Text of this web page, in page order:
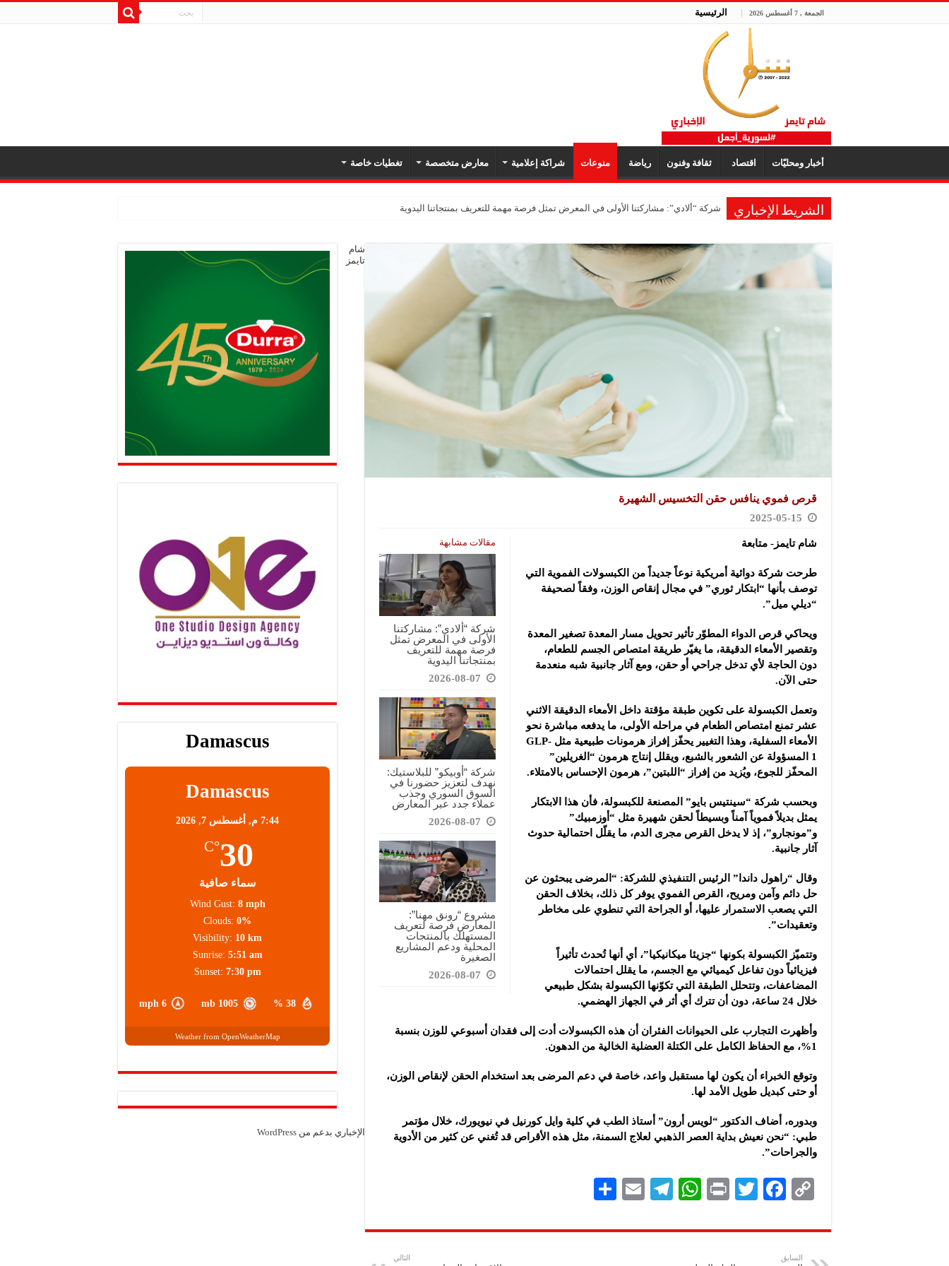
الجمعة , 7 أغسطس 2026 الرئيسية
أخبار ومحليّات اقتصاد ثقافة وفنون رياضة منوعات شراكة إعلامية معارض متخصصة تغطيات خاصة
الشريط الإخباري شركة “ألادي”: مشاركتنا الأولى في المعرض تمثل فرصة مهمة للتعريف بمنتجاتنا اليدوية
قرص فموي ينافس حقن التخسيس الشهيرة
2025-05-15
مقالات مشابهة
شركة “ألادي”: مشاركتنا
الأولى في المعرض تمثل
فرصة مهمة للتعريف
بمنتجاتنا اليدوية
2026-08-07
شركة “أوبيكو” للبلاستيك:
نهدف لتعزيز حضورنا في
السوق السوري وجذب
عملاء جدد عبر المعارض
2026-08-07
مشروع “رونق مهنا”:
المعارض فرصة لتعريف
المستهلك بالمنتجات
المحلية ودعم المشاريع
الصغيرة
2026-08-07
شام تايمز- متابعة
طرحت شركة دوائية أمريكية نوعاً جديداً من الكبسولات الفموية التي
توصف بأنها “ابتكار ثوري” في مجال إنقاص الوزن، وفقاً لصحيفة
“ديلي ميل”.
ويحاكي قرص الدواء المطوّر تأثير تحويل مسار المعدة تصغير المعدة
وتقصير الأمعاء الدقيقة، ما يغيّر طريقة امتصاص الجسم للطعام،
دون الحاجة لأي تدخل جراحي أو حقن، ومع آثار جانبية شبه منعدمة
حتى الآن.
وتعمل الكبسولة على تكوين طبقة مؤقتة داخل الأمعاء الدقيقة الاثني
عشر تمنع امتصاص الطعام في مراحله الأولى، ما يدفعه مباشرة نحو
الأمعاء السفلية، وهذا التغيير يحفّز إفراز هرمونات طبيعية مثل GLP-
1 المسؤولة عن الشعور بالشبع، ويقلل إنتاج هرمون “الغريلين”
المحفّز للجوع، ويُزيد من إفراز “اللبتين”، هرمون الإحساس بالامتلاء.
وبحسب شركة “سينتيس بايو” المصنعة للكبسولة، فأن هذا الابتكار
يمثل بديلاً فموياً آمناً وبسيطاً لحقن شهيرة مثل “أوزمبيك”
و”مونجارو”، إذ لا يدخل القرص مجرى الدم، ما يقلّل احتمالية حدوث
آثار جانبية.
وقال “راهول داندا” الرئيس التنفيذي للشركة: “المرضى يبحثون عن
حل دائم وآمن ومريح، القرص الفموي يوفر كل ذلك، بخلاف الحقن
التي يصعب الاستمرار عليها، أو الجراحة التي تنطوي على مخاطر
وتعقيدات”.
وتتميّز الكبسولة بكونها “جزيئا ميكانيكيا”، أي أنها تُحدث تأثيراً
فيزيائياً دون تفاعل كيميائي مع الجسم، ما يقلل احتمالات
المضاعفات، وتتحلل الطبقة التي تكوّنها الكبسولة بشكل طبيعي
خلال 24 ساعة، دون أن تترك أي أثر في الجهاز الهضمي.
وأظهرت التجارب على الحيوانات الفئران أن هذه الكبسولات أدت إلى فقدان أسبوعي للوزن بنسبة
1%، مع الحفاظ الكامل على الكتلة العضلية الخالية من الدهون.
وتوقع الخبراء أن يكون لها مستقبل واعد، خاصة في دعم المرضى بعد استخدام الحقن لإنقاص الوزن،
أو حتى كبديل طويل الأمد لها.
وبدوره، أضاف الدكتور “لويس أرون” أستاذ الطب في كلية وايل كورنيل في نيويورك، خلال مؤتمر
طبي: “نحن نعيش بداية العصر الذهبي لعلاج السمنة، مثل هذه الأقراص قد تُغني عن كثير من الأدوية
والجراحات”.
C
p
y
F
eb
T
tt
P
nt
W
at
Te
gr
E
ai
ar
السابق التالي
Damascus
Damascus
7:44 م, أغسطس 7, 2026
30
°C
سماء صافية
38 %
1005 mb
6 mph
Wind Gust: 8 mph
Clouds: 0%
Visibility: 10 km
Sunrise: 5:51 am
Sunset: 7:30 pm
Weather from OpenWeatherMap
شام
تايمز
الإخباري بدعم من WordPress